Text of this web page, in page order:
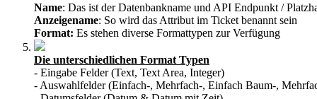
Name: Das ist der Datenbankname und API Endpunkt /
Anzeigename: So wird das Attribut im Ticket benannt sein
Format: Es stehen diverse Formattypen zur Verfügung
Die unterschiedlichen Format Typen
- Eingabe Felder (Text, Text Area, Integer)
- Auswahlfelder (Einfach-, Mehrfach-, Einfach Baum-,